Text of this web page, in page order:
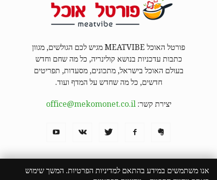
פורטל האוכל MEATVIBE מגיש לכם הגולשים, מגוון
כתבות עדכניות בנושא קולינריה, כל מה שחם וחדש
בעולם האוכל בישראל, מתכונים, מסעדות, תפריטים
חדשים, כל מה שחדש על המדף ועוד.
יצירת קשר:office@mekomonet.co.il
אנו משתמשים במידע בהתאם למדיניות הפרטיות. המשך שימוש